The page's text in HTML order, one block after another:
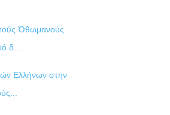
Ὀθωμανούς
δ...
Ελλήνων στην